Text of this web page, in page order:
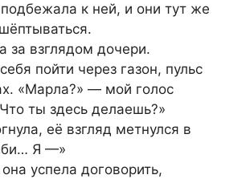
к ней, и они тут же
за взглядом дочери.
пойти через газон, пульс
«Марла?» — мой голос
ты здесь делаешь?»
её взгляд метнулся в
Я —»
успела договорить,